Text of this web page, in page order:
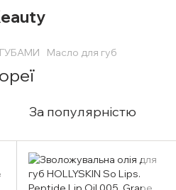
Масло для губ
За популярністю